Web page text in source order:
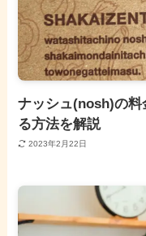
ナッシュ(nosh)の
る方法を解説
2023年2月22日